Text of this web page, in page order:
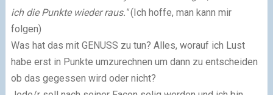
ich die Punkte wieder raus."(Ich hoffe, man kann mir
folgen)
Was hat das mit GENUSS zu tun? Alles, worauf ich Lust
habe erst in Punkte umzurechnen um dann zu entscheiden
ob das gegessen wird oder nicht?